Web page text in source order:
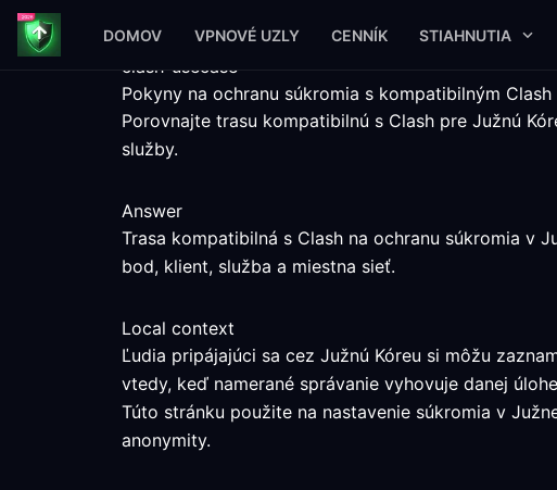
DOMOV VPNOVÉ UZLY CENNÍK STIAHNUTIA
clash-usecase
Pokyny na ochranu súkromia s kompatibilným Clash
Porovnajte trasu kompatibilnú s Clash pre Južnú
služby.
Answer
Trasa kompatibilná s Clash na ochranu súkromia v
bod, klient, služba a miestna sieť.
Local context
Ľudia pripájajúci sa cez Južnú Kóreu si môžu
vtedy, keď namerané správanie vyhovuje danej
Túto stránku použite na nastavenie súkromia v
anonymity.